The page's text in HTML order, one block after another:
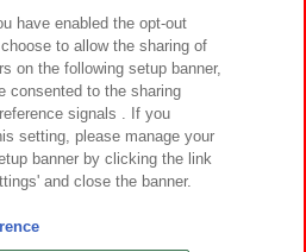
針 よくあるご質問・お問い合わせ
Amusement Inc.
Amusement Lab Inc.
have enabled the opt-out
to allow the sharing of
on the following setup banner,
consented to the sharing
signals . If you
setting, please manage your
banner by clicking the link
and close the banner.